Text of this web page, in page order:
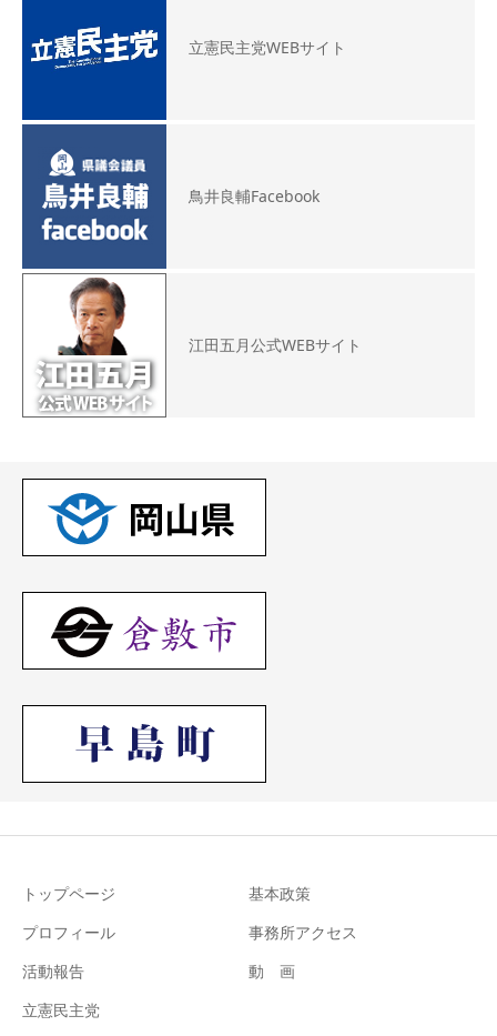
立憲民主党WEBサイト
鳥井良輔Facebook
江田五月公式WEBサイト
トップページ
基本政策
プロフィール
事務所アクセス
活動報告
動 画
立憲民主党